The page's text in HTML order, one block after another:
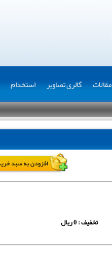
مقالات گالری تصاویر استخدام
تخفیف : 0 ریال